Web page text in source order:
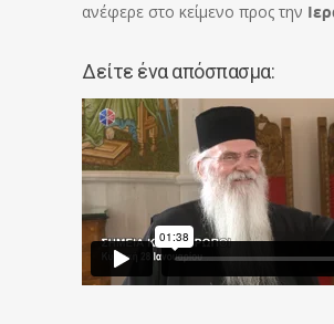
ανέφερε στο κείμενο προς την
Δείτε ένα απόσπασμα: